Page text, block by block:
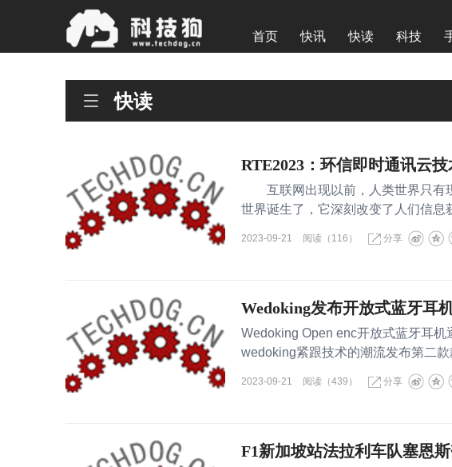
首页 快讯 快读 科技
快读
RTE2023：环信即时通讯云
互联网出现以前，人类世界只有
世界诞生了，它深刻改变了人们信
2023-09-21 阅读（116） 分享
Wedoking发布开放式蓝牙耳
Wedoking Open enc开放式蓝牙耳
wedoking紧跟技术的潮流发布第二
2023-09-21 阅读（439） 分享
F1新加坡站法拉利车队塞恩